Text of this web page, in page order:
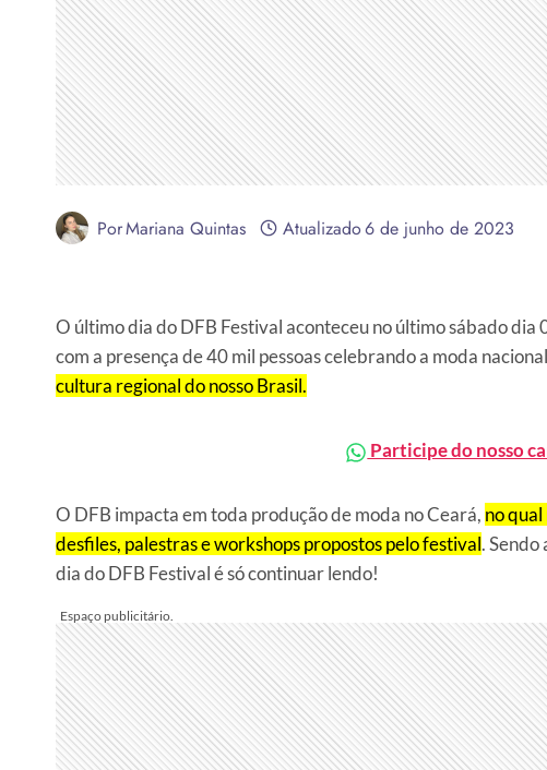
PorMariana Quintas Atualizado6 de junho de 2023
O último dia do DFB Festival aconteceu no último sábado dia
com a presença de 40 mil pessoas celebrando a moda
cultura regional do nosso Brasil.
Participe do nosso
O DFB impacta em toda produção de moda no Ceará, no
desfiles, palestras e workshops propostos pelo festival.
dia do DFB Festival é só continuar lendo!